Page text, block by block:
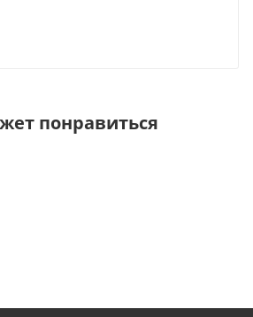
понравиться